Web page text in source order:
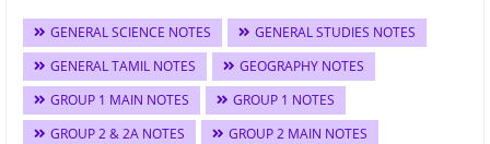
GENERAL SCIENCE NOTES
GENERAL STUDIES NOTES
GENERAL TAMIL NOTES
GEOGRAPHY NOTES
GROUP 1 MAIN NOTES
GROUP 1 NOTES
GROUP 2 & 2A NOTES
GROUP 2 MAIN NOTES